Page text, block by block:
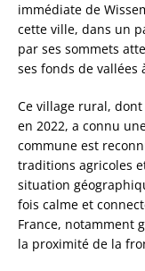
immédiate de
cette ville, dans un
par ses sommets
ses fonds de vallées
Ce village rural,
en 2022, a connu
commune est
traditions agricoles
situation
fois calme et
France, notamment
la proximité de la